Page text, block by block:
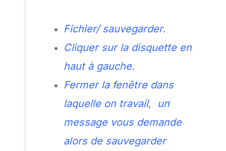
Fichier/ sauvegarder.
Cliquer sur la disquette en
haut à gauche.
Fermer la fenêtre dans
laquelle on travail, un
message vous demande
alors de sauvegarder